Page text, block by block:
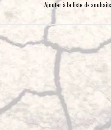
LP9 Pro LED Light Pod
6 LEDs
LED
Integrated Peripheral Technology (IPT)
Ajouter à la liste de souhaits